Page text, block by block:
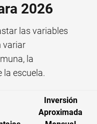
2026
las variables
variar
la
la escuela.
Inversión
Aproximada